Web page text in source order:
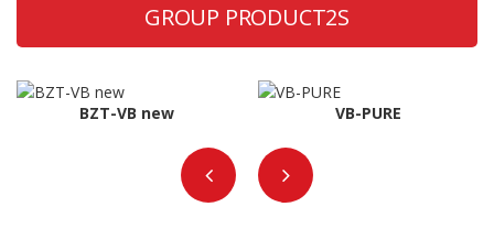
GROUP PRODUCT2S
BZT-VB new VB-PURE